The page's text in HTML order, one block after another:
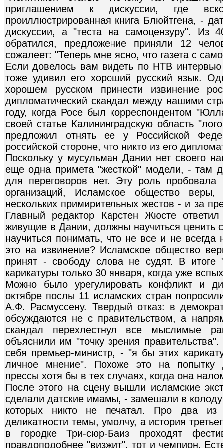
приглашением к дискуссии, где
проиллюстрированная книга Блюйтгена, -
дискуссии, а "теста на самоцензуру". Из
обратился, предложение приняли 12
сожалеет: "Теперь мне ясно, что газета с
Если довелось вам видеть по НТВ
тоже удивил его хороший русский язык.
хорошем русском принести извинение
дипломатический скандал между нашими
году, когда Росе был корреспондентом
своей статье Калининградскую область
предложил отнять ее у Российской
российской стороне, что никто из его
Поскольку у мусульман Дании нет своего
еще одна примета "жесткой" модели, - там
для переговоров нет. Эту роль
организаций, Исламское общество
нескольких примирительных жестов - и за
Главный редактор Карстен Жюсте
живущие в Дании, должны научиться
научиться понимать, что не все и не
это на извинение? Исламское общество
принят - свободу слова не судят. В итоге
карикатуры только 30 января, когда уже
Можно было урегулировать конфликт и
октябре послы 11 исламских стран
А.Ф. Расмуссену. Твердый отказ: в
обсуждаются не с правительством, а
скандал перехлестнул все мыслимые
объяснили им "точку зрения
себя премьер-министр, - "я бы этих
личное мнение". Похоже это на попытку
прессы хотя бы в тех случаях, когда она
После этого на сцену вышли исламские
сделали датские имамы, - замешали в
которых никто не печатал. Про два из
деликатности темы, умолчу, а история
в городке Три-сюр-Баиз проходят
правдоподобнее "визжит", тот и чемпион.